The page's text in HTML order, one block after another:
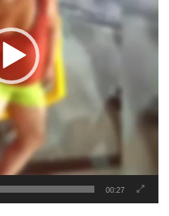
00:27